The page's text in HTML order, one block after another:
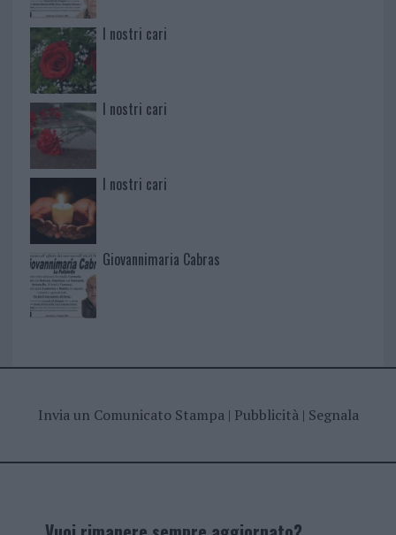
I nostri cari
I nostri cari
I nostri cari
Giovannimaria Cabras
Invia un Comunicato Stampa| Pubblicità| Segnala